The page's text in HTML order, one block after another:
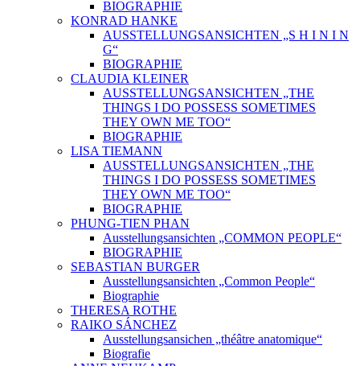
BIOGRAPHIE
KONRAD HANKE
AUSSTELLUNGSANSICHTEN „S H I N I N
G“
BIOGRAPHIE
CLAUDIA KLEINER
AUSSTELLUNGSANSICHTEN „THE
THINGS I DO POSSESS SOMETIMES
THEY OWN ME TOO“
BIOGRAPHIE
LISA TIEMANN
AUSSTELLUNGSANSICHTEN „THE
THINGS I DO POSSESS SOMETIMES
THEY OWN ME TOO“
BIOGRAPHIE
PHUNG-TIEN PHAN
Ausstellungsansichten „COMMON PEOPLE“
BIOGRAPHIE
SEBASTIAN BURGER
Ausstellungsansichten „Common People“
Biographie
THERESA ROTHE
RAIKO SÁNCHEZ
Ausstellungsansichen „théâtre anatomique“
Biografie